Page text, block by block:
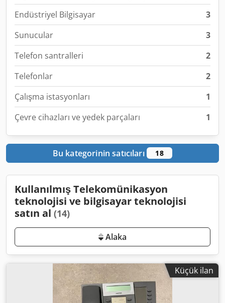
Endüstriyel Bilgisayar
3
Sunucular
3
Telefon santralleri
2
Telefonlar
2
Çalışma istasyonları
1
Çevre cihazları ve yedek parçaları
1
Bu kategorinin satıcıları 18
Kullanılmış Telekomünikasyon
teknolojisi ve bilgisayar teknolojisi
satın al (14)
Alaka
Küçük ilan